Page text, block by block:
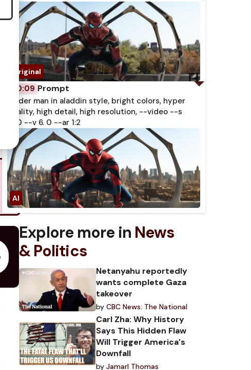
0:09 Prompt
spider man in aladdin style, bright colors, hyper
quality, high detail, high resolution, --video --s
750 --v 6. 0 --ar 1:2
Explore more in News
& Politics
Netanyahu reportedly
wants complete Gaza
takeover
by CBC News: The National
Carl Zha: Why History
Says This Hidden Flaw
Will Trigger America's
Downfall
by Jamarl Thomas